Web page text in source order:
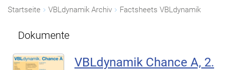
Startseite VBLdynamik Archiv Factsheets VBLdynamik
Dokumente
VBLdynamik Chance A, 2.